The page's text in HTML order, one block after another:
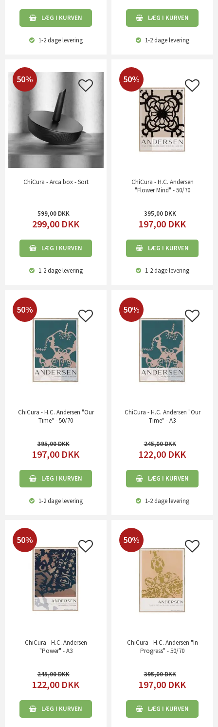
LÆG I KURVEN
1-2 dagelevering
LÆG I KURVEN
1-2 dagelevering
50%
ChiCura - Arca box - Sort
599,00
299,00 DKK
LÆG I KURVEN
1-2 dagelevering
50%
ChiCura - H.C. Andersen
"Flower Mind" - 50/70
395,00
197,00 DKK
LÆG I KURVEN
1-2 dagelevering
50%
ChiCura - H.C. Andersen "Our
Time" - 50/70
395,00
197,00 DKK
LÆG I KURVEN
1-2 dagelevering
50%
ChiCura - H.C. Andersen "Our
Time" - A3
245,00
122,00 DKK
LÆG I KURVEN
1-2 dagelevering
50%
ChiCura - H.C. Andersen
"Power" - A3
245,00
122,00 DKK
LÆG I KURVEN
50%
ChiCura - H.C. Andersen "In
Progress" - 50/70
395,00
197,00 DKK
LÆG I KURVEN